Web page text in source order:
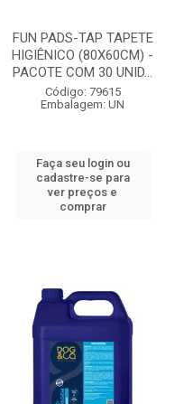
FUN PADS-TAP TAPETE
HIGIÊNICO (80X60CM) -
PACOTE COM 30 UNID...
Código: 79615
Embalagem: UN
Faça seu login ou
cadastre-se para
ver preços e
comprar